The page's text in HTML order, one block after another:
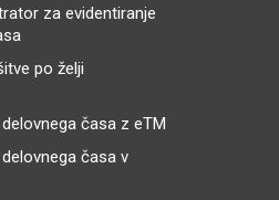
za evidentiranje
po želji
časa z eTM
časa v